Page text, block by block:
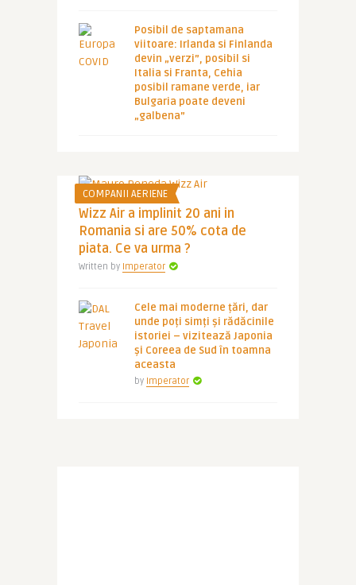
Posibil de saptamana
viitoare: Irlanda si Finlanda
devin „verzi”, posibil si
Italia si Franta, Cehia
posibil ramane verde, iar
Bulgaria poate deveni
„galbena”
COMPANII AERIENE
Wizz Air a implinit 20 ani in
Romania si are 50% cota de
piata. Ce va urma ?
Written by Imperator
Cele mai moderne țări, dar
unde poți simți și rădăcinile
istoriei – vizitează Japonia
și Coreea de Sud în toamna
aceasta
by Imperator